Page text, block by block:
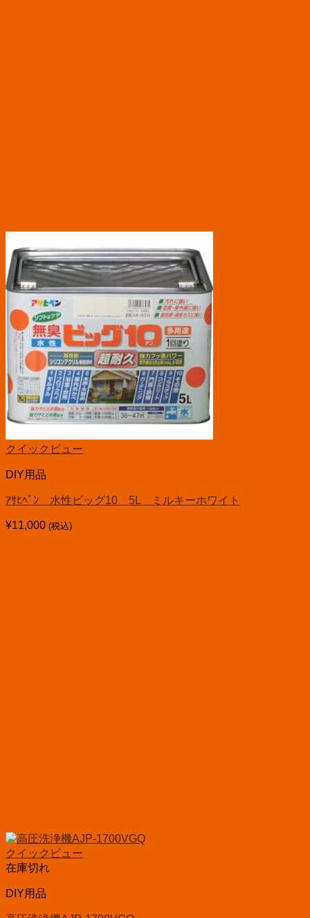
クイックビュー
DIY用品
ｱｻﾋﾍﾟﾝ 水性ビッグ10 5L ミルキーホワイト
¥11,000 (税込)
クイックビュー
在庫切れ
DIY用品